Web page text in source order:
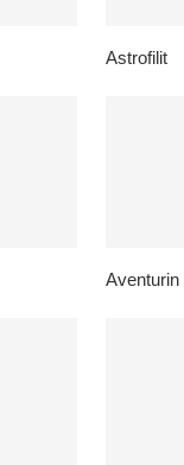
Astrofilit
Aventurin